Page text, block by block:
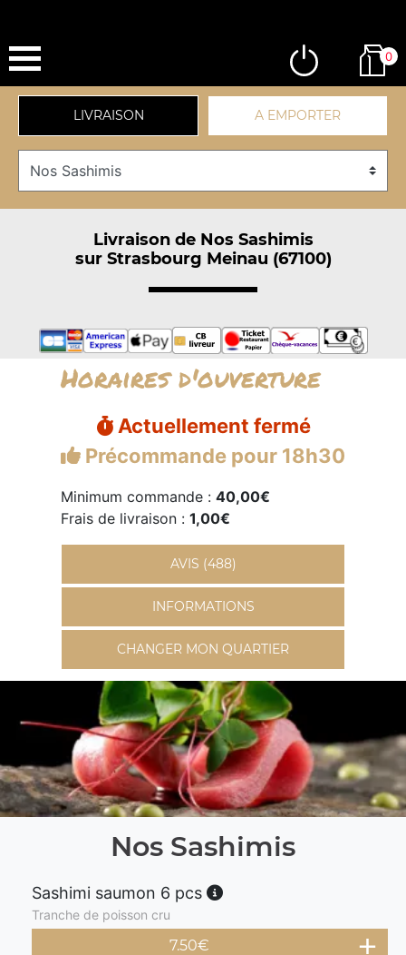
0
LIVRAISON A EMPORTER
Livraison de Nos Sashimis
sur Strasbourg Meinau (67100)
Horaires d'ouverture
Actuellement fermé
Précommande pour 18h30
Minimum commande : 40,00€
Frais de livraison : 1,00€
AVIS (488)
INFORMATIONS
CHANGER MON QUARTIER
Nos Sashimis
Sashimi saumon 6 pcs
Tranche de poisson cru
7.50€